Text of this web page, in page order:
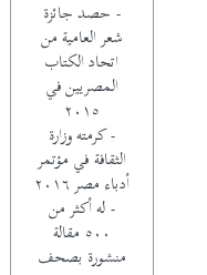
- حصد جائزة
شعر العامية من
اتحاد الكتاب
المصريين في
٢٠١٥
- كرمته وزارة
الثقافة في مؤتمر
أدباء مصر ٢٠١٦
- له أكثر من
٥٠٠ مقالة
منشورة بصحف